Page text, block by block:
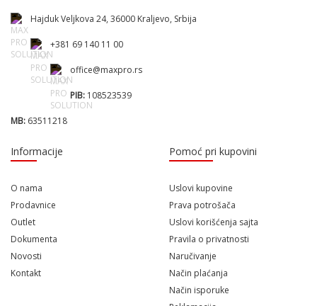
Hajduk Veljkova 24, 36000 Kraljevo, Srbija
+381 69 140 11 00
office@maxpro.rs
PIB: 108523539
MB: 63511218
Informacije
O nama
Prodavnice
Outlet
Dokumenta
Novosti
Kontakt
Pomoć pri kupovini
Uslovi kupovine
Prava potrošača
Uslovi korišćenja sajta
Pravila o privatnosti
Naručivanje
Način plaćanja
Način isporuke